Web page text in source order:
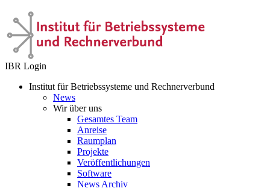
IBR Login
Institut für Betriebssysteme und Rechnerverbund
News
Wir über uns
Gesamtes Team
Anreise
Raumplan
Projekte
Veröffentlichungen
Software
News Archiv